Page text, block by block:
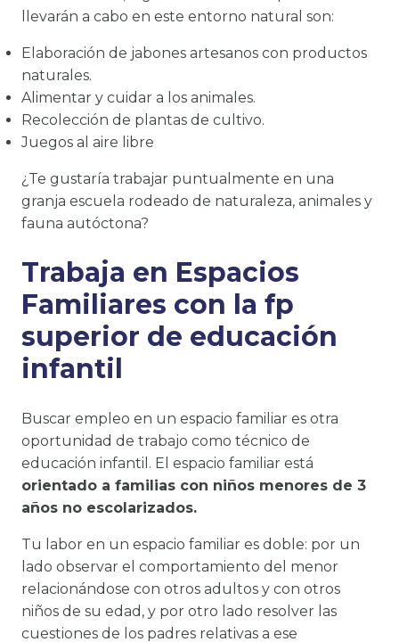
llevarán a cabo en este entorno natural son:
Elaboración de jabones artesanos con productos
naturales.
Alimentar y cuidar a los animales.
Recolección de plantas de cultivo.
Juegos al aire libre
¿Te gustaría trabajar puntualmente en una
granja escuela rodeado de naturaleza, animales y
fauna autóctona?
Trabaja en Espacios
Familiares con la fp
superior de educación
infantil
Buscar empleo en un espacio familiar es otra
oportunidad de trabajo como técnico de
educación infantil. El espacio familiar está
orientado a familias con niños menores de 3
años no escolarizados.
Tu labor en un espacio familiar es doble: por un
lado observar el comportamiento del menor
relacionándose con otros adultos y con otros
niños de su edad, y por otro lado resolver las
cuestiones de los padres relativas a ese